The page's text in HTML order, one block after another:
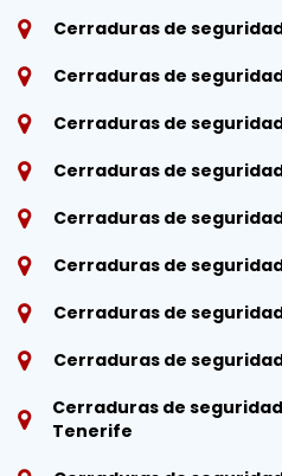
Cerraduras de
Cerraduras de
Cerraduras de
Cerraduras de
Cerraduras de
Cerraduras de
Cerraduras de
Cerraduras de
Cerraduras de
Tenerife